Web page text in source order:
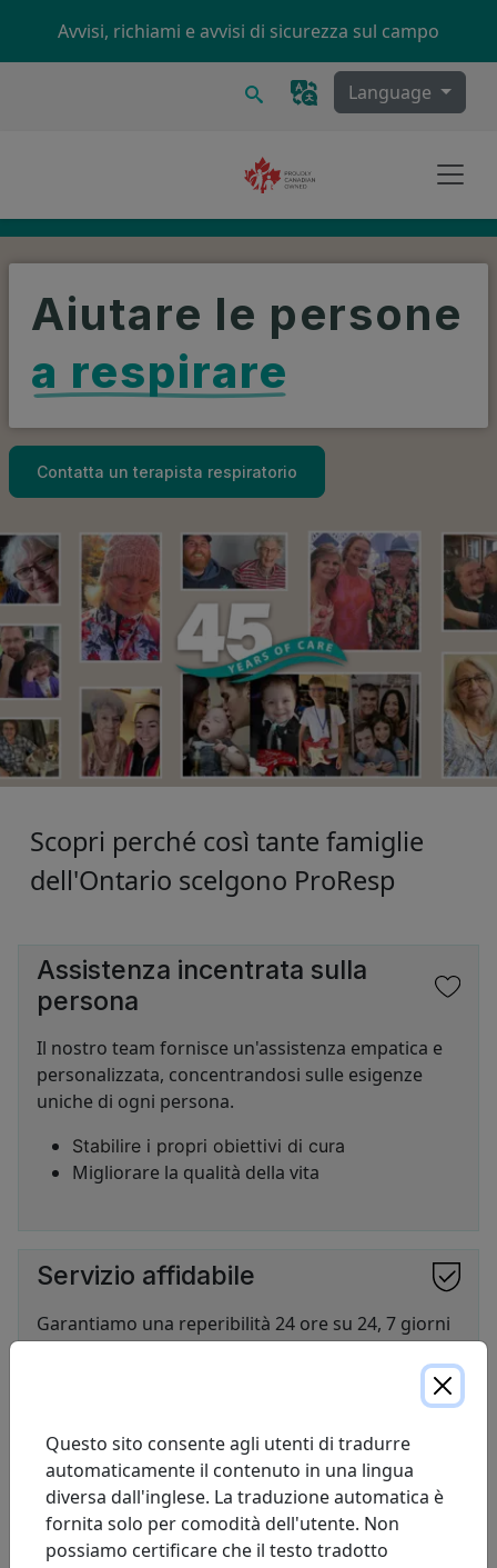
Avvisi, richiami e avvisi di sicurezza sul campo
Ricerca Language
Aiutare le persone
a respirare
Contatta un terapista respiratorio
Scopri perché così tante famiglie
dell'Ontario scelgono ProResp
Assistenza incentrata sulla
persona
SVG
Il nostro team fornisce un'assistenza empatica e
personalizzata, concentrandosi sulle esigenze
uniche di ogni persona.
Stabilire i propri obiettivi di cura
Migliorare la qualità della vita
Servizio affidabile SVG
Garantiamo una reperibilità 24 ore su 24, 7 giorni
Tempi di risposta rapidi per una terapia senza
interruzioni
Questo sito consente agli utenti di tradurre
automaticamente il contenuto in una lingua
diversa dall'inglese. La traduzione automatica è
fornita solo per comodità dell'utente. Non
possiamo certificare che il testo tradotto